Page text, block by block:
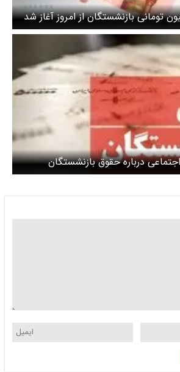
وام ۷۵ میلیون تومانی بازنشستگان از امروز آغاز شد
درباره حقوق بازنشستگان